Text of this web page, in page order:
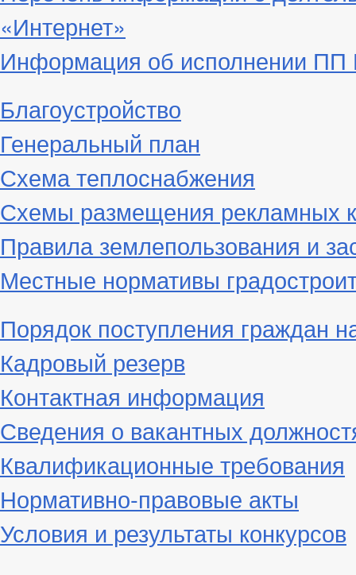
«Интернет»
Информация об исполнении ПП
Благоустройство
Генеральный план
Схема теплоснабжения
Схемы размещения рекламных
Правила землепользования и
Местные нормативы
Порядок поступления граждан
Кадровый резерв
Контактная информация
Сведения о вакантных
Квалификационные требования
Нормативно-правовые акты
Условия и результаты конкурсов